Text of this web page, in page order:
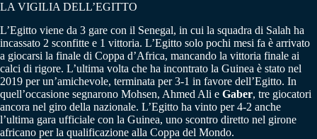
LA VIGILIA DELL’EGITTO
L’Egitto viene da 3 gare con il Senegal, in cui la squadra di Salah ha
incassato 2 sconfitte e 1 vittoria. L’Egitto solo pochi mesi fa è arrivato
a giocarsi la finale di Coppa d’Africa, mancando la vittoria finale ai
calci di rigore. L’ultima volta che ha incontrato la Guinea è stato nel
2019 per un’amichevole, terminata per 3-1 in favore dell’Egitto. In
quell’occasione segnarono Mohsen, Ahmed Ali e Gaber, tre giocatori
ancora nel giro della nazionale. L’Egitto ha vinto per 4-2 anche
l’ultima gara ufficiale con la Guinea, uno scontro diretto nel girone
africano per la qualificazione alla Coppa del Mondo.